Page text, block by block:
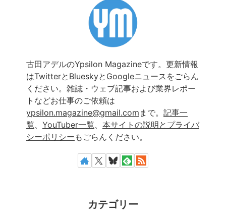
古田アデルのYpsilon Magazineです。更新情報
はTwitterと Blueskyと Googleニュース をごらん
ください。雑誌・ウェブ記事および業界レポー
トなどお仕事のご依頼は
ypsilon.magazine@gmail.com まで。 記事一
覧、 YouTuber一覧、 本サイトの説明とプライバ
シーポリシー もごらんください。
カテゴリー